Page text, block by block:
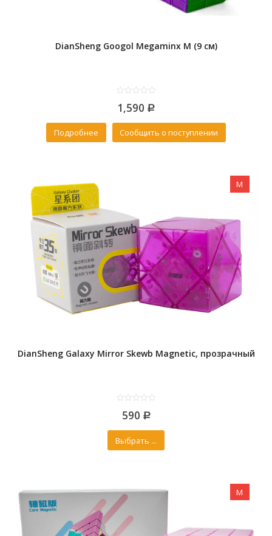
DianSheng Googol Megaminx M (9 см)
out
5
1,590 Р
Подробнее Сообщить о поступлении
M
DianSheng Galaxy Mirror Skewb Magnetic, прозрачный
out
5
590 Р
Выбрать ...
M